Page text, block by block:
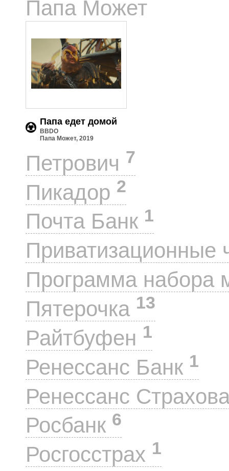
Папа Может
Папа едет домой
BBDO
Папа Может, 2019
Петрович 7
Пикадор 2
Почта Банк 1
Приватизационные
Программа набора
Пятерочка 13
Райтбуфен 1
Ренессанс Банк 1
Ренессанс
Росбанк 6
Росгосстрах 1